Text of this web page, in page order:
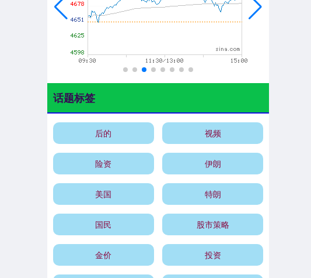
话题标签
后的 视频
险资 伊朗
美国 特朗
国民 股市策略
金价 投资